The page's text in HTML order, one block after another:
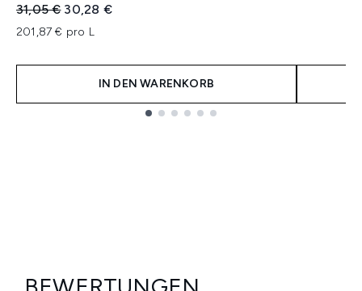
Unverbindliche Preisempfehlung:
31,05 € Aktueller Preis:
30,28 €
201,87 € pro L
IN DEN WARENKORB